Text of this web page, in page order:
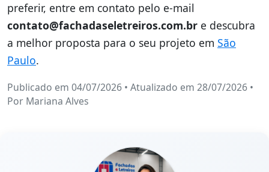
preferir, entre em contato pelo e-mail
contato@fachadaseletreiros.com.br e descubra
a melhor proposta para o seu projeto em São
Paulo.
Publicado em 04/07/2026 • Atualizado em 28/07/2026 •
Por Mariana Alves